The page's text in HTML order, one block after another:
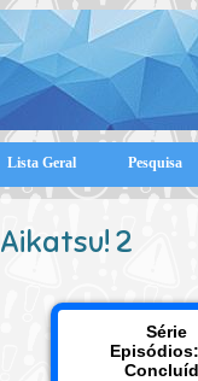
Lista Geral Pesquisa
Aikatsu! 2
Série